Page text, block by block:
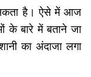
सकता है। ऐसे में आज
के बारे में बताने जा
का अंदाजा लगा